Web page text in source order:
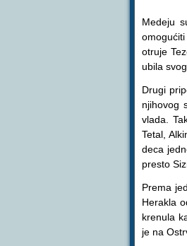
Medeju
otruje
ubila
Drugi
njihovog
vlada.
Tetal,
deca
presto
Prema
Herakla
krenula
je na